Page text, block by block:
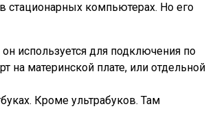
стационарных компьютерах. Но его
используется для подключения по
на материнской плате, или отдельной
Кроме ультрабуков. Там